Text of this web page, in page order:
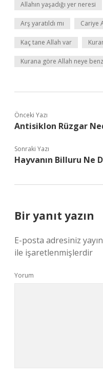
Allahın yaşadığı yer neresi
Arş yaratıldı mı Cariye
Kaç tane Allah var
Kurana göre Allah neye
Önceki Yazı
Antisiklon Rüzgar
Sonraki Yazı
Hayvanın Billuru Ne
Bir yanıt yazın
E-posta adresiniz
ile işaretlenmişlerdir
Yorum